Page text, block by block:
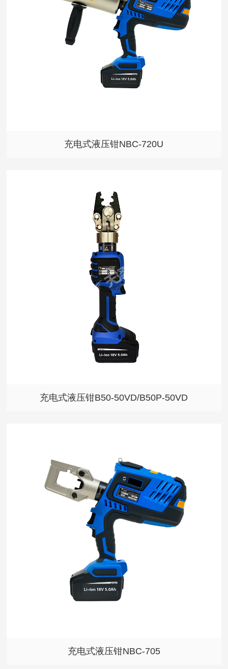
充电式液压钳NBC-720U
充电式液压钳B50-50VD/B50P-50VD
充电式液压钳NBC-705